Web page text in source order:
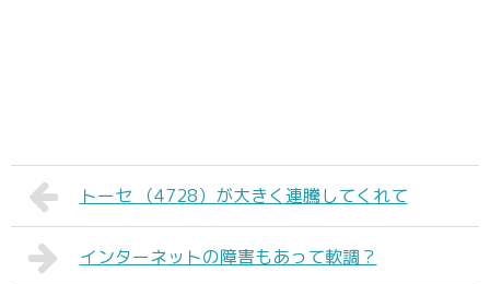
トーセ （4728）が大きく連騰してくれて
インターネットの障害もあって軟調？